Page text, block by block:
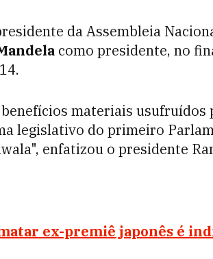
da Assembleia
como presidente, no
materiais usufruídos
legislativo do primeiro
enfatizou o presidente
ex-premiê japonês é